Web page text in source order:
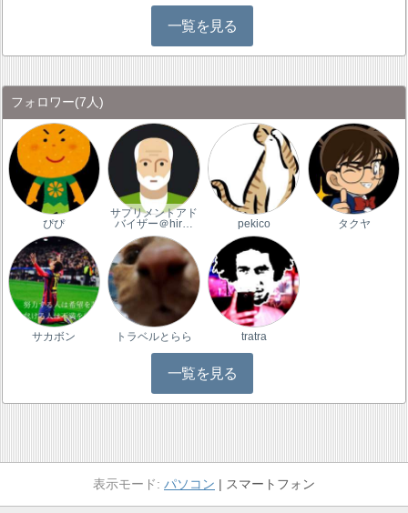
一覧を見る
フォロワー(7人)
ぴぴ
サプリメントアド
バイザー＠hir…
pekico タクヤ
サカボン トラベルとらら tratra
一覧を見る
パソコン スマートフォン